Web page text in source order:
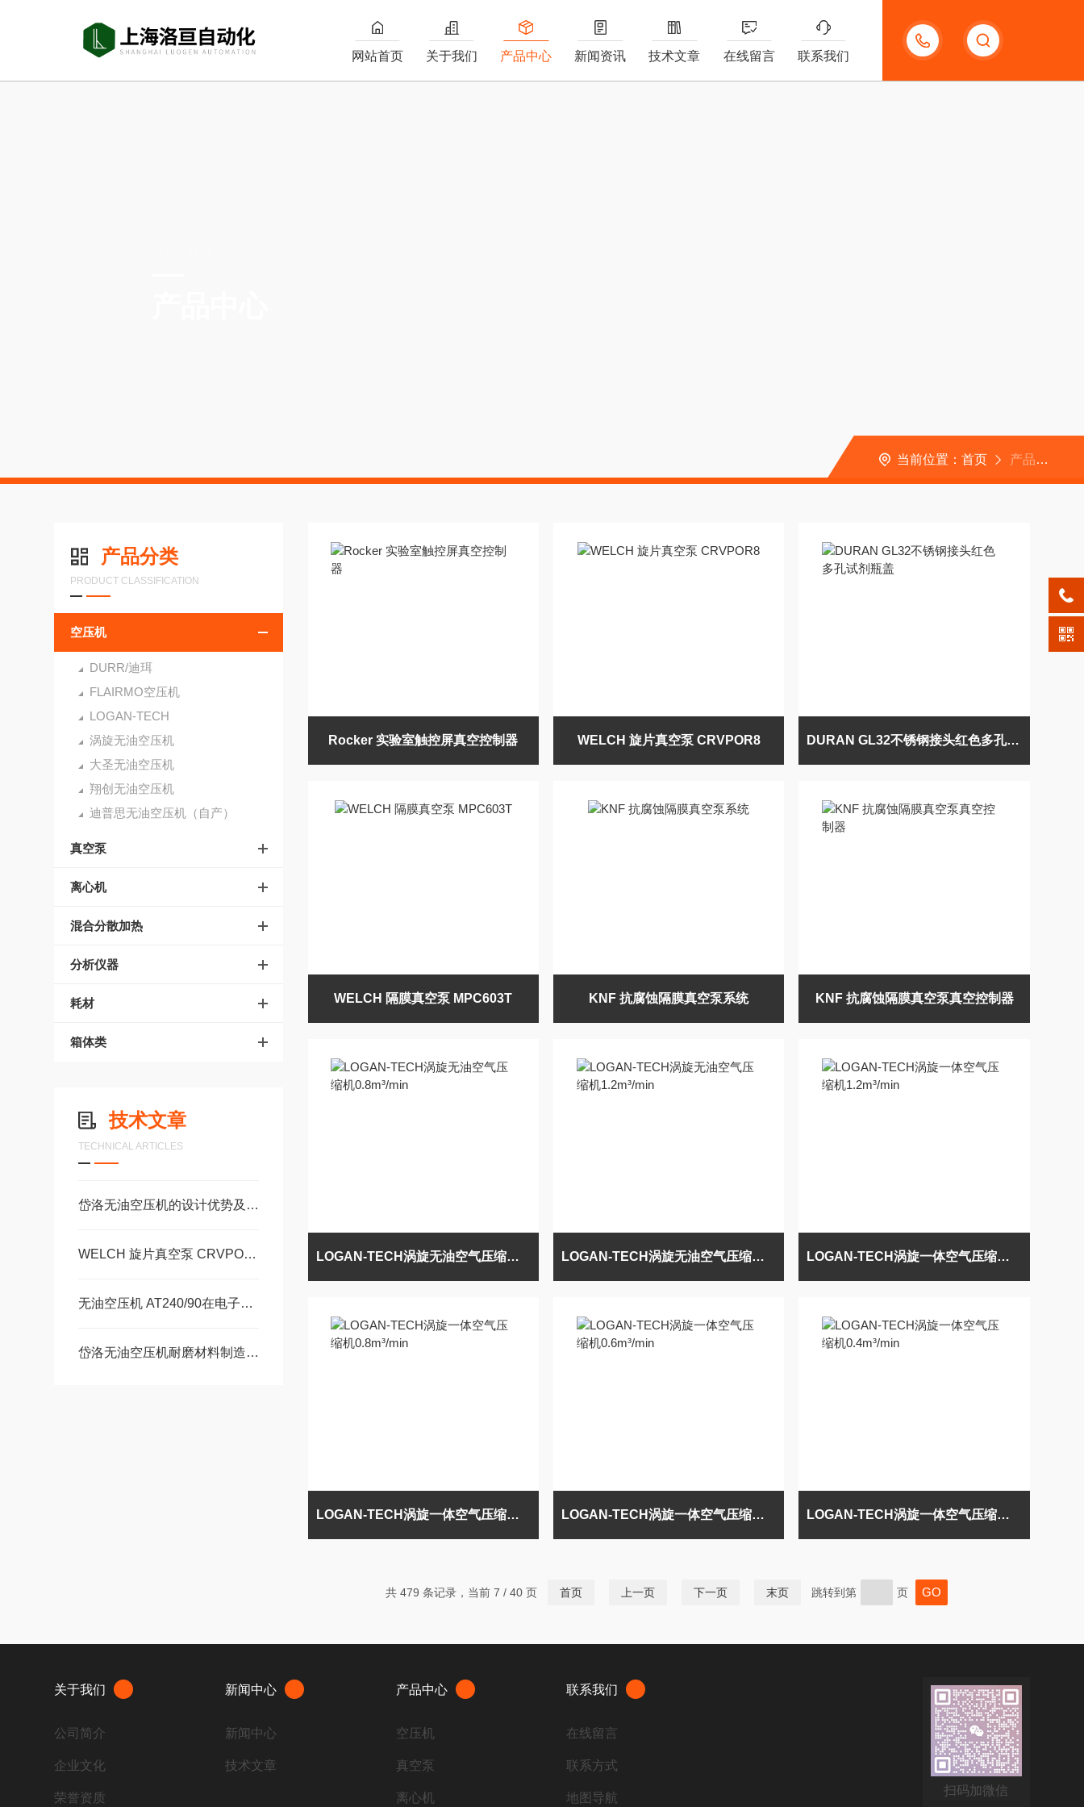
13585666743
网站首页 关于我们 产品中心 新闻资讯 技术文章 在线留言 联系我们
当前位置：首页 产品中心
产品分类
PRODUCT CLASSIFICATION
空压机
DURR/迪珥
FLAIRMO空压机
LOGAN-TECH
涡旋无油空压机
大圣无油空压机
翔创无油空压机
迪普思无油空压机（自产）
真空泵
离心机
混合分散加热
分析仪器
耗材
箱体类
技术文章
TECHNICAL ARTICLES
岱洛无油空压机的设计优势及多场景应用价值介绍
WELCH 旋片真空泵 CRVPOR8的运行与使用注意事项
无油空压机 AT240/90在电子元件的生产和装配过程中的作用
岱洛无油空压机耐磨材料制造，能承受更长时间的高强度工作
Rocker 实验室触控屏真空控制器 WELCH 旋片真空泵 CRVPOR8 DURAN GL32不锈钢接头红色多孔试剂瓶盖
WELCH 隔膜真空泵 MPC603T KNF 抗腐蚀隔膜真空泵系统 KNF 抗腐蚀隔膜真空泵真空控制器
LOGAN-TECH涡旋无油空气压缩机0.8m³/min LOGAN-TECH涡旋无油空气压缩机1.2m³/min LOGAN-TECH涡旋一体空气压缩机1.2m³/min
LOGAN-TECH涡旋一体空气压缩机0.8m³/min LOGAN-TECH涡旋一体空气压缩机0.6m³/min LOGAN-TECH涡旋一体空气压缩机0.4m³/min
共 479 条记录，当前 7 / 40 页 首页 上一页 下一页 末页 跳转到第 页
关于我们
公司简介
企业文化
荣誉资质
新闻中心
新闻中心
技术文章
产品中心
空压机
真空泵
离心机
联系我们
在线留言
联系方式
地图导航
扫码加微信